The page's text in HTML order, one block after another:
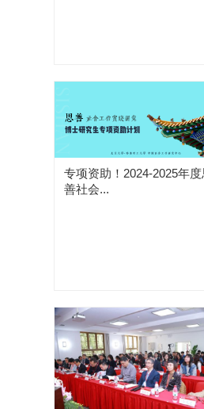
专项资助！2024-2025年度
善社会...